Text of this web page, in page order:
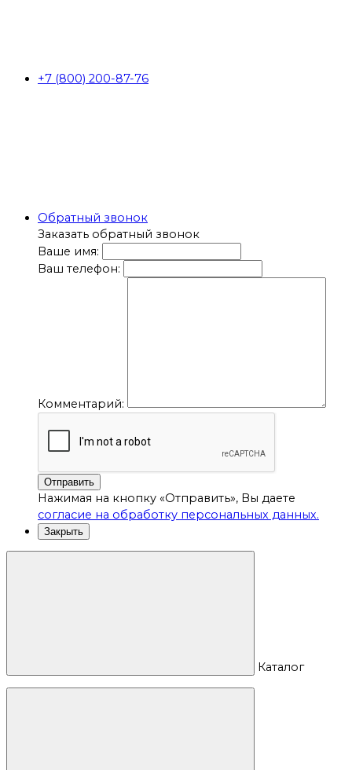
+7 (800) 200-87-76
Обратный звонок
Заказать обратный звонок
Ваше имя:
Ваш телефон:
Комментарий:
Отправить
Нажимая на кнопку «Отправить», Вы даете
согласие на обработку персональных данных.
Закрыть
Каталог